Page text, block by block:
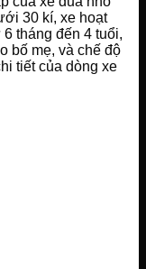
30 kí, xe hoạt
tháng đến 4 tuổi,
bố mẹ, và chế độ
tiết của dòng xe